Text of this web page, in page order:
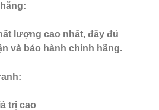
:
lượng cao nhất, đầy đủ
và bảo hành chính hãng.
:
trị cao